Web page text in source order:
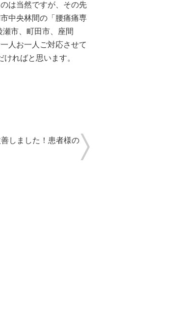
は当然ですが、その先
中央林間の「腰痛痛専
市、町田市、座間
人お一人ご対応させて
ければと思います。
しました！患者様の